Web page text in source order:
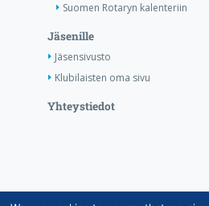
Suomen Rotaryn kalenteriin
Jäsenille
Jäsensivusto
Klubilaisten oma sivu
Yhteystiedot